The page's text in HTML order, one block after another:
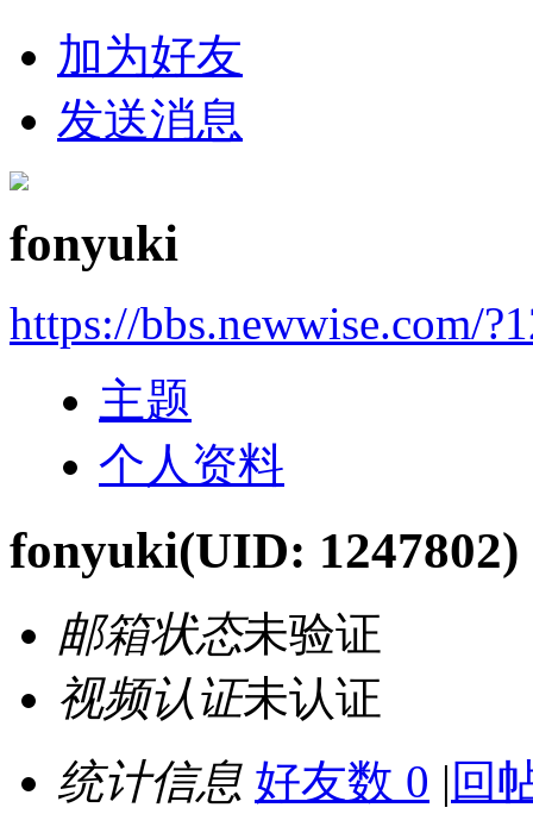
加为好友
发送消息
fonyuki
https://bbs.newwise.com/
主题
个人资料
fonyuki(UID: 1247802)
邮箱状态未验证
视频认证未认证
统计信息 好友数 0 | 回